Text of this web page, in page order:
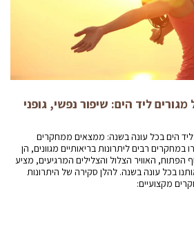
ליד הים: שיפור נפשי, גופני
הים בכל עונה בשנה: ממצאים ממחקרים
רבים ליתרונות בריאותיים מגוונים, הן
הפתוח, האוויר הצלול והצלילים המרגיעים, מציע
בכל עונה בשנה. להלן סקירה של היתרונות
מקצועיים: